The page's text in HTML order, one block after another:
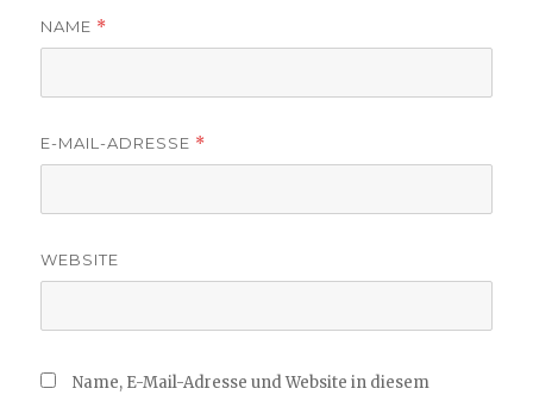
NAME *
E-MAIL-ADRESSE *
WEBSITE
Name, E-Mail-Adresse und Website in diesem